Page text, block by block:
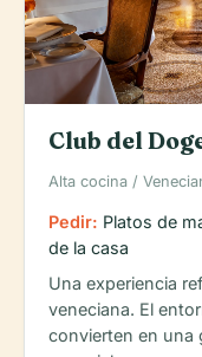
Club del
Alta cocina /
Pedir: Platos de
de la casa
Una experiencia
veneciana. El
convierten en una